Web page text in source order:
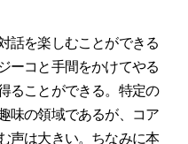
話を楽しむことができる
ーコと手間をかけてやる
ることができる。特定の
味の領域であるが、コア
声は大きい。ちなみに本